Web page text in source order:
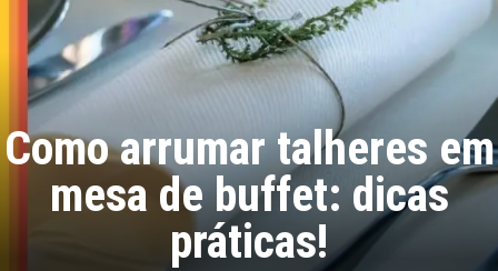
Como arrumar talheres em
mesa de buffet: dicas
práticas!